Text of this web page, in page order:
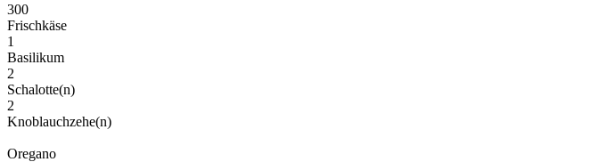
300
Frischkäse
1
Basilikum
2
Schalotte(n)
2
Knoblauchzehe(n)
Oregano